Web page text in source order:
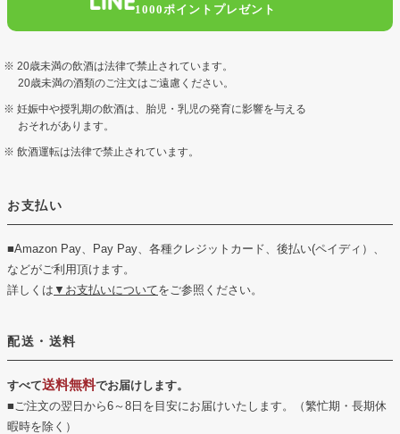
1000ポイントプレゼント
20歳未満の飲酒は法律で禁止されています。
20歳未満の酒類のご注文はご遠慮ください。
妊娠中や授乳期の飲酒は、胎児・乳児の発育に影響を与える
おそれがあります。
飲酒運転は法律で禁止されています。
お支払い
■Amazon Pay、Pay Pay、各種クレジットカード、後払い(ペイディ）、
などがご利用頂けます。
詳しくは ▼お支払いについてをご参照ください。
配送・送料
すべて送料無料でお届けします。
■ご注文の翌日から6～8日を目安にお届けいたします。（繁忙期・長期休
暇時を除く）